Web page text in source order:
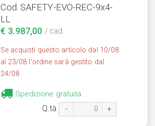
Cod. SAFETY-EVO-REC-9x4-
LL
€ 3.987,00 / cad.
Se acquisti questo articolo dal 10/08
al 23/08 l'ordine sarà gestito dal
24/08
Spedizione gratuita
Q.tà - +